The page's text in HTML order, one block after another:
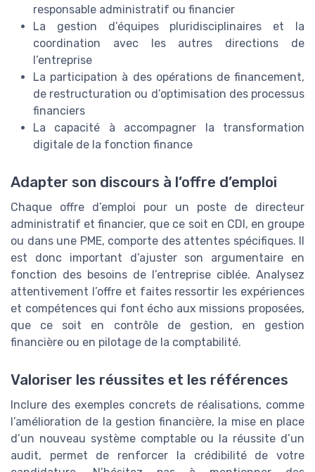
responsable administratif ou financier
La gestion d’équipes pluridisciplinaires et la
coordination avec les autres directions de
l’entreprise
La participation à des opérations de financement,
de restructuration ou d’optimisation des processus
financiers
La capacité à accompagner la transformation
digitale de la fonction finance
Adapter son discours à l’offre d’emploi
Chaque offre d’emploi pour un poste de directeur
administratif et financier, que ce soit en CDI, en groupe
ou dans une PME, comporte des attentes spécifiques. Il
est donc important d’ajuster son argumentaire en
fonction des besoins de l’entreprise ciblée. Analysez
attentivement l’offre et faites ressortir les expériences
et compétences qui font écho aux missions proposées,
que ce soit en contrôle de gestion, en gestion
financière ou en pilotage de la comptabilité.
Valoriser les réussites et les références
Inclure des exemples concrets de réalisations, comme
l’amélioration de la gestion financière, la mise en place
d’un nouveau système comptable ou la réussite d’un
audit, permet de renforcer la crédibilité de votre